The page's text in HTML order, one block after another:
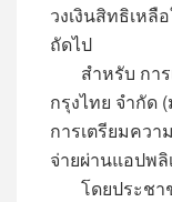
วงเงินสิทธิเหลื
ถัดไป
สำหรับ การ
กรุงไทย จำกัด
การเตรียมคว
จ่ายผ่านแอปพ
โดยประชาช